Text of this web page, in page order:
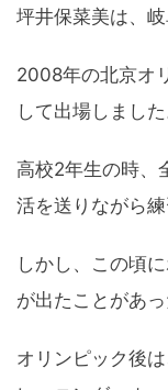
坪井保菜美は、
2008年の北京オ
して出場しました
高校2年生の時、
活を送りながら練
しかし、この頃
が出たことがあっ
オリンピック後